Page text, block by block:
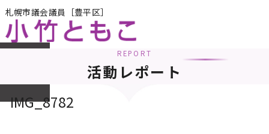
札幌市議会議員［豊平区］
REPORT
活動レポート
IMG_8782